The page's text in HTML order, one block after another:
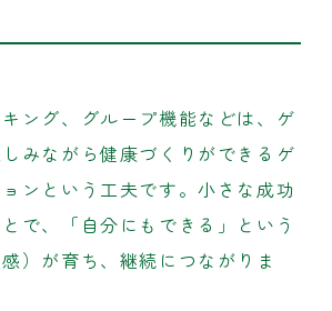
ング、グループ機能などは、ゲ
みながら健康づくりができるゲ
ンという工夫です。小さな成功
で、「自分にもできる」という
）が育ち、継続につながりま